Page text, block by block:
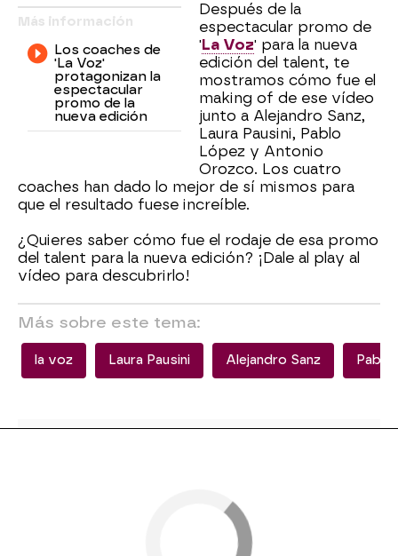
Más información
Los coaches de
'La Voz'
protagonizan la
espectacular
promo de la
nueva edición
Después de la
espectacular promo de
' La Voz' para la nueva
edición del talent, te
mostramos cómo fue el
making of de ese vídeo
junto a Alejandro Sanz,
Laura Pausini, Pablo
López y Antonio
Orozco. Los cuatro
coaches han dado lo mejor de sí mismos para
que el resultado fuese increíble.
¿Quieres saber cómo fue el rodaje de esa promo
del talent para la nueva edición? ¡Dale al play al
vídeo para descubrirlo!
Más sobre este tema:
la voz Laura Pausini Alejandro Sanz Pablo